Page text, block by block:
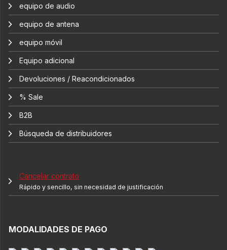
equipo de audio
equipo de antena
equipo móvil
Equipo adicional
Devoluciones / Reacondicionados
% Sale
B2B
Búsqueda de distribuidores
Cancelar contrato
Rápido y sencillo, sin necesidad de justificación
MODALIDADES DE PAGO